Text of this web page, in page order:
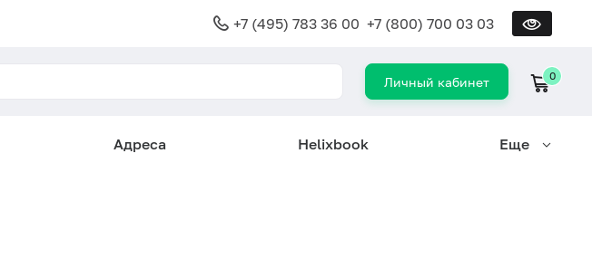
+7 (495) 783 36 00 +7 (800) 700 03 03
Личный кабинет 0
Адреса Helixbook Еще